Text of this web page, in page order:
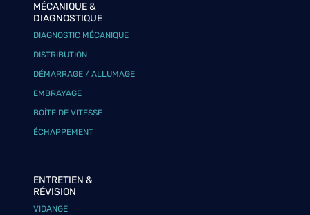
MÉCANIQUE &
DIAGNOSTIQUE
DIAGNOSTIC MÉCANIQUE
DISTRIBUTION
DÉMARRAGE / ALLUMAGE
EMBRAYAGE
BOÎTE DE VITESSE
ÉCHAPPEMENT
ENTRETIEN &
RÉVISION
VIDANGE